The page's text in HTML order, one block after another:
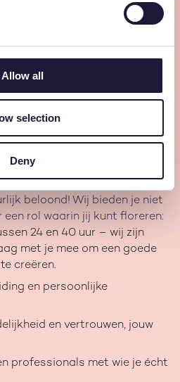
Allow all
selection
Deny
organisatie.
Blue Ocean
van zes sterke labels:
missie: de perfecte match
ben jij als Legal Counsel
Jij geeft juridische richting
krijg je niet alleen een stoel
beloond! Wij bieden je niet
een rol waarin jij kunt floreren:
24 en 40 uur – wij zijn
met je mee om een goede
creëren.
en persoonlijke
en vertrouwen, jouw
professionals met wie je écht